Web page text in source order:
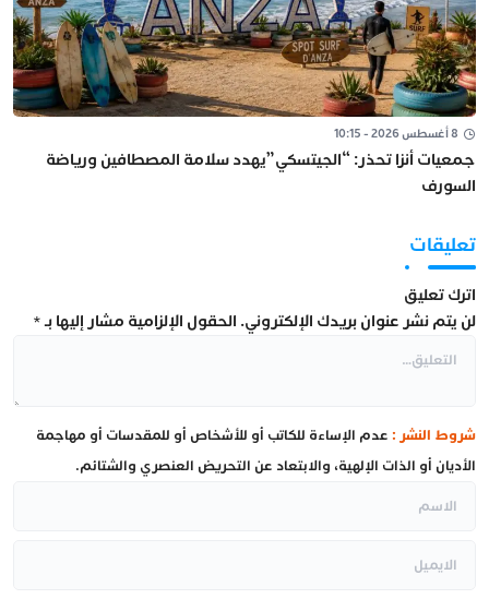
8 أغسطس 2026 - 10:15
جمعيات أنزا تحذر: “الجيتسكي”يهدد سلامة المصطافين ورياضة
السورف
تعليقات
اترك تعليق
لن يتم نشر عنوان بريدك الإلكتروني. الحقول الإلزامية مشار إليها بـ*
شروط النشر : عدم الإساءة للكاتب أو للأشخاص أو للمقدسات أو مهاجمة
الأديان أو الذات الإلهية، والابتعاد عن التحريض العنصري والشتائم.